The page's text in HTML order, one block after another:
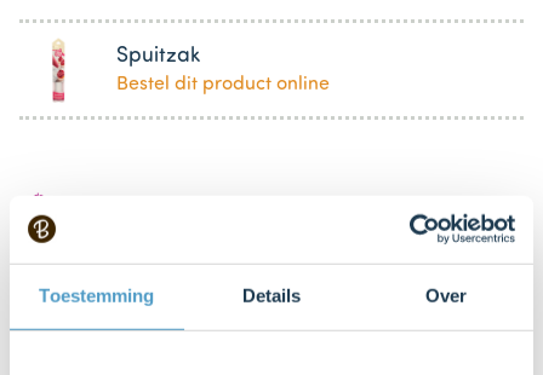
Toestemming Details Over
Spuitzak
Bestel dit product online
DeLeuksteTaartenshop.
Stappen